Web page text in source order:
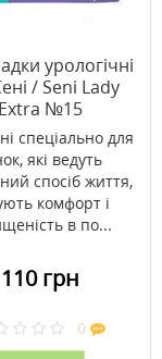
урологічні
/ Seni Lady
Extra №15
спеціально для
які ведуть
спосіб життя,
комфорт і
в по...
110 грн
0